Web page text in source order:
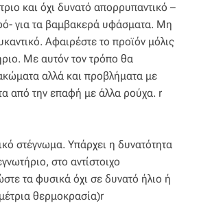
και όχι δυνατό απορρυπαντικό –
για τα βαμβακερά υφάσματα. Μη
Αφαιρέστε το προϊόν μόλις
Με αυτόν τον τρόπο θα
αλλά και προβλήματα με
από την επαφή με άλλα ρούχα. r
στέγνωμα. Υπάρχει η δυνατότητα
στο αντίστοιχο
τα φυσικά όχι σε δυνατό ήλιο ή
θερμοκρασία)r